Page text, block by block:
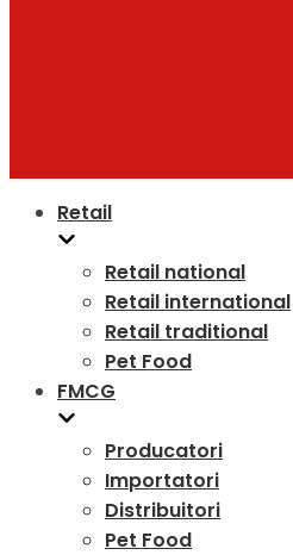
Retail
Retail national
Retail international
Retail traditional
Pet Food
FMCG
Producatori
Importatori
Distribuitori
Pet Food